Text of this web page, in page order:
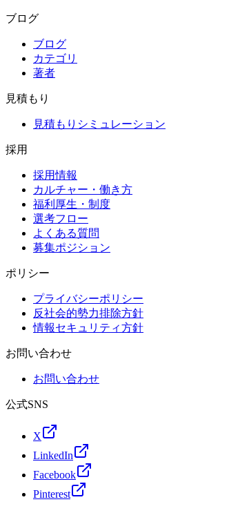
ブログ
ブログ
カテゴリ
著者
見積もり
見積もりシミュレーション
採用
採用情報
カルチャー・働き方
福利厚生・制度
選考フロー
よくある質問
募集ポジション
ポリシー
プライバシーポリシー
反社会的勢力排除方針
情報セキュリティ方針
お問い合わせ
お問い合わせ
公式SNS
X
LinkedIn
Facebook
Pinterest